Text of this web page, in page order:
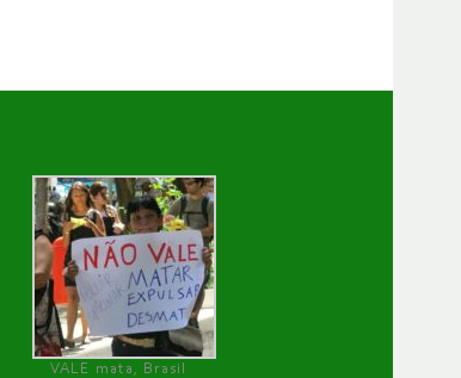
VALE mata, Brasil